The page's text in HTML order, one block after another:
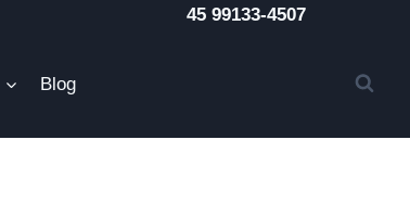
45 99133-4507
Blog